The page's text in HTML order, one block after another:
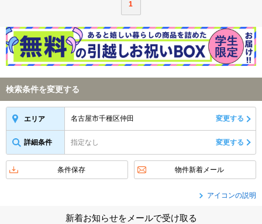
1
検索条件を変更する
エリア 名古屋市千種区仲田 変更する
詳細条件 指定なし 変更する
条件保存 物件新着メール
アイコンの説明
新着お知らせをメールで受け取る